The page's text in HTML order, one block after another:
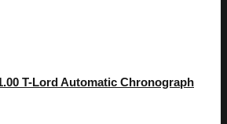
T-Lord Automatic Chronograph